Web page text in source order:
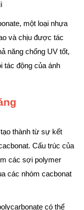
một loại nhựa
và chịu được tác
năng chống UV tốt,
tác động của ánh
thành từ sự kết
Cấu trúc của
các sợi polymer
các nhóm cacbonat
có thể